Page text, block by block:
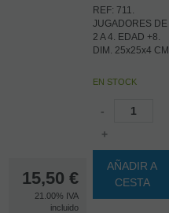
15,50 €
21.00% IVA
incluido
REF: 711.
JUGADORES DE
2 A 4. EDAD +8.
DIM. 25x25x4 CM.
EN STOCK
-
+
AÑADIR A
CESTA